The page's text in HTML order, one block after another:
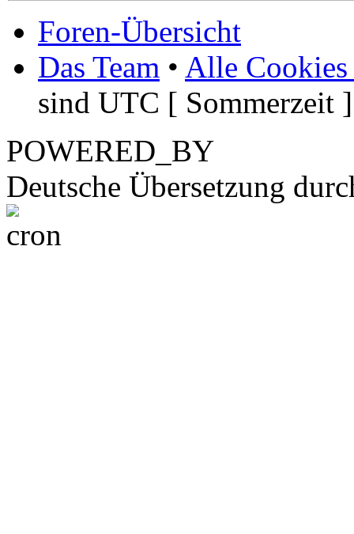
Foren-Übersicht
Das Team • Alle Cookies
sind UTC [ Sommerzeit ]
POWERED_BY
Deutsche Übersetzung